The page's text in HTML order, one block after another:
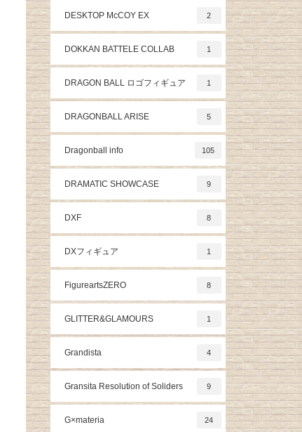
DESKTOP McCOY EX 2
DOKKAN BATTELE COLLAB 1
DRAGON BALL ロゴフィギュア 1
DRAGONBALL ARISE 5
Dragonball info 105
DRAMATIC SHOWCASE 9
DXF 8
DXフィギュア 1
FigureartsZERO 8
GLITTER&GLAMOURS 1
Grandista 4
Gransita Resolution of Soliders 9
G×materia 24